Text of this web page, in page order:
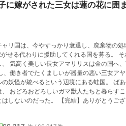
に嫁がされた三女は蓮の花に囲
リ国は、今やすっかり衰退し、廃棄物の
助してくれる国を募る。 それはそれは美しいと評判の皇女
気高く美しい長女アマリリスは金の国へ
う辺境にある蛙国。 ばあや一人を付き人に、沼地ばかり
おどろおどろしいガマ獣人たちと暮らす
は決してアヤメに真の姿を見せようとはしないのだった。 【完